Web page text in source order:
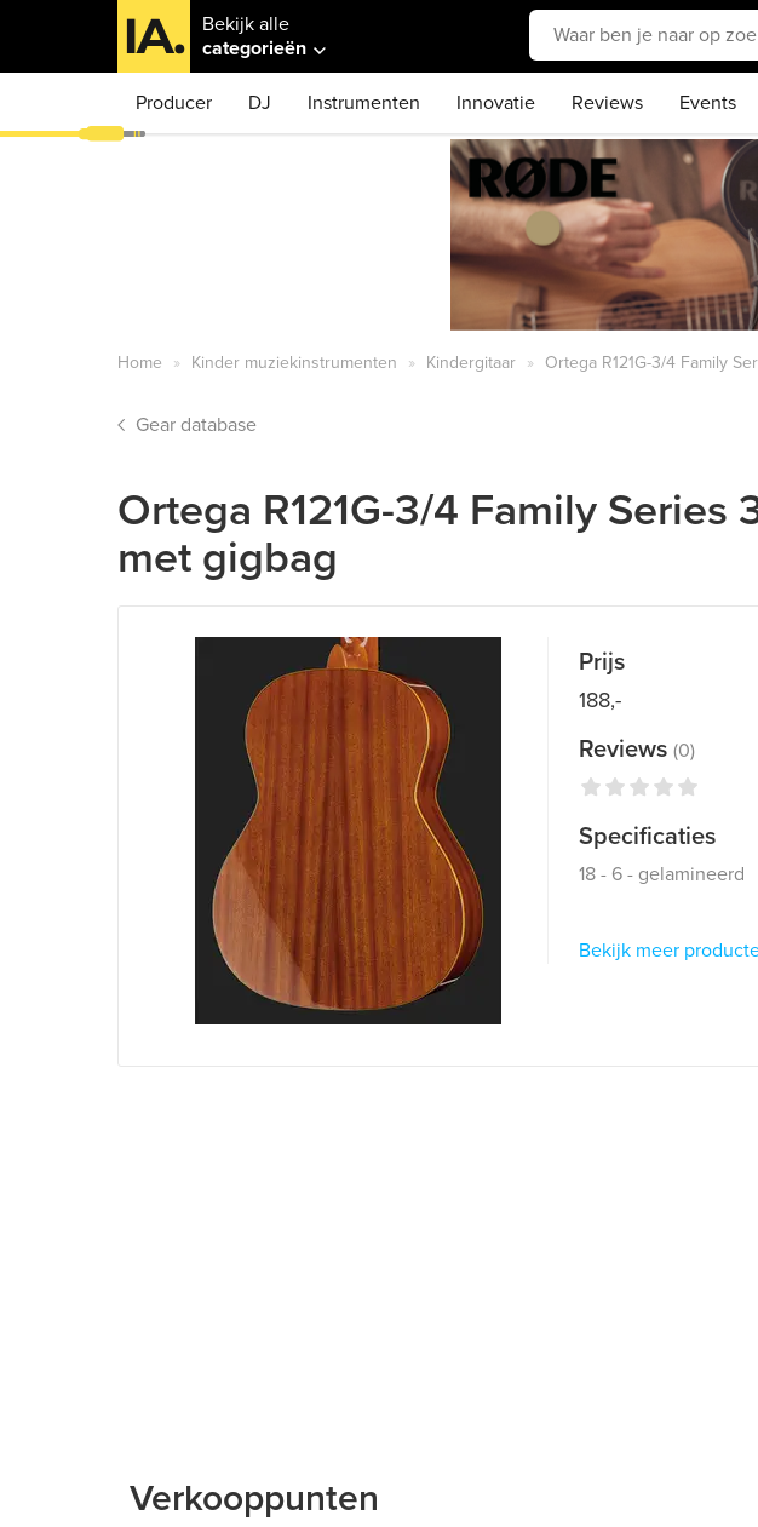
Bekijk alle
categorieën
Producer DJ Instrumenten Innovatie Reviews Events
Home Kinder muziekinstrumenten Kindergitaar Ortega R121G-3/4 Family
Gear database
Ortega R121G-3/4 Family
met gigbag
Prijs
188,-
Reviews(0)
Specificaties
18 - 6 - gelamineerd
Bekijk meer
Verkooppunten